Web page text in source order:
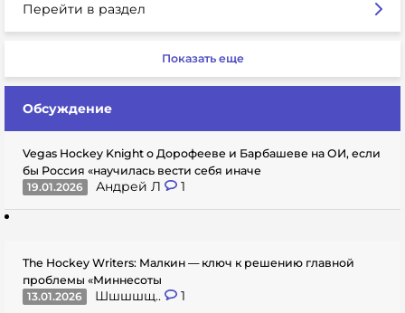
Перейти в раздел
Показать еще
Обсуждение
Vegas Hockey Knight о Дорофееве и Барбашеве на ОИ, если
бы Россия «научилась вести себя иначе
19.01.2026
Андрей Л 1
The Hockey Writers: Малкин — ключ к решению главной
проблемы «Миннесоты
13.01.2026
Шшшшщ.. 1